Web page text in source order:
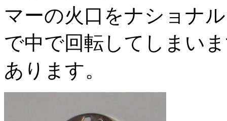
マーの火口をナショナ
で中で回転してしまい
あります。